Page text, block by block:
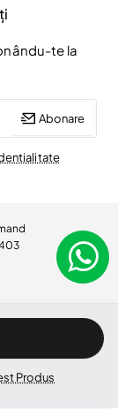
Produs
te la
Abonare